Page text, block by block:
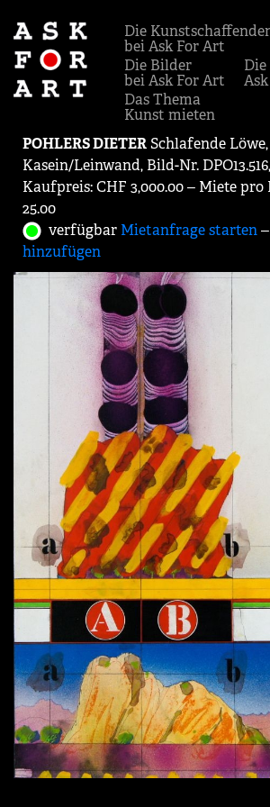
Die
bei Ask For Art
Die Bilder
bei Ask For Art
Das Thema
Kunst mieten
POHLERS DIETERSchlafende Löwe,
Kasein/Leinwand, Bild-Nr.
Kaufpreis: CHF 3,000.00 ‒ Miete pro
25.00
verfügbar Mietanfrage starten‒
hinzufügen